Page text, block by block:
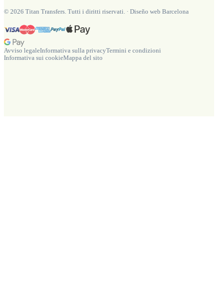
© 2026 Titan Transfers. Tutti i diritti riservati. · Diseño web Barcelona
Avviso legaleInformativa sulla privacyTermini e condizioni
Informativa sui cookieMappa del sito